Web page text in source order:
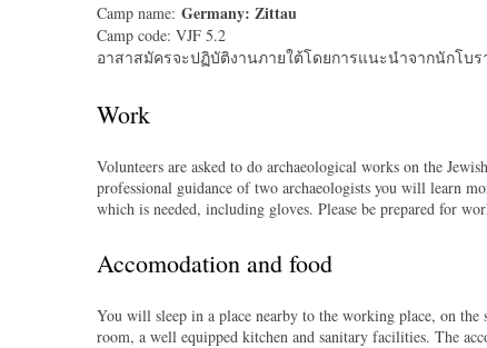
Camp name: Germany: Zittau
Camp code: VJF 5.2
อาสาสมัครจะปฏิบัติงานภายใต้โดยการแนะนำจากนักโ
Work
Volunteers are asked to do archaeological works on the
professional guidance of two archaeologists you will learn
which is needed, including gloves. Please be prepared for
Accomodation and food
You will sleep in a place nearby to the working place, on
room, a well equipped kitchen and sanitary facilities. The